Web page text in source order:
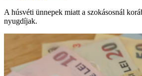
A húsvéti ünnepek miatt a szokásosnál
nyugdíjak.